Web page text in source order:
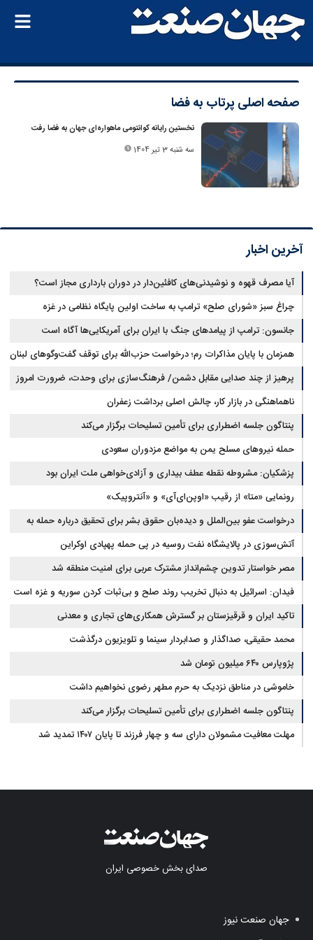
صفحه اصلی پرتاب به فضا
نخستین رایانه کوانتومی ماهواره‌ای جهان به فضا رفت
سه شنبه 3 تیر 1404
آخرین اخبار
آیا مصرف قهوه و نوشیدنی‌های کافئین‌دار در دوران بارداری مجاز است؟
چراغ سبز «شورای صلح» ترامپ به ساخت اولین پایگاه نظامی در غزه
جانسون: ترامپ از پیامدهای جنگ با ایران برای آمریکایی‌ها آگاه است
همزمان با پایان مذاکرات رم؛ درخواست حزب‌الله برای توقف گفت‌وگوهای لبنان
با اسرائیل
پرهیز از چند صدایی مقابل دشمن/ فرهنگ‌سازی برای وحدت، ضرورت امروز
کشور است
ناهماهنگی در بازار کار، چالش اصلی برداشت زعفران
پنتاگون جلسه اضطراری برای تأمین تسلیحات برگزار می‌کند
حمله نیروهای مسلح یمن به مواضع مزدوران سعودی
پزشکیان: مشروطه نقطه عطف بیداری و آزادی‌خواهی ملت ایران بود
رونمایی «متا» از رقیب «اوپن‌ای‌آی» و «آنتروپیک»
درخواست عفو بین‌الملل و دیده‌بان حقوق بشر برای تحقیق درباره حمله به
خبرنگاران در لبنان
آتش‌سوزی در پالایشگاه نفت روسیه در پی حمله پهپادی اوکراین
مصر خواستار تدوین چشم‌انداز مشترک عربی برای امنیت منطقه شد
فیدان: اسرائیل به دنبال تخریب روند صلح و بی‌ثبات کردن سوریه و غزه است
تاکید ایران و قرقیزستان بر گسترش همکاری‌های تجاری و معدنی
محمد حقیقی، صداگذار و صدابردار سینما و تلویزیون درگذشت
پژوپارس ۶۴۰ میلیون تومان شد
خاموشی در مناطق نزدیک به حرم مطهر رضوی نخواهیم داشت
پنتاگون جلسه اضطراری برای تأمین تسلیحات برگزار می‌کند
مهلت معافیت مشمولان دارای سه و چهار فرزند تا پایان ۱۴۰۷ تمدید شد
صدای بخش خصوصی ایران
جهان صنعت نیوز